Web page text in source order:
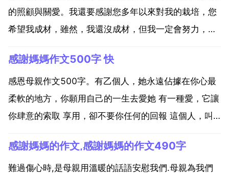
的照顧與關愛。我還要感謝您多年以來對我的栽培，您
希望我成材，雖然，我還沒成材，但我一定會努力，一
情。媽媽，您就像我生命中的一盞永不熄滅的一盞燈。
您這盞燈可以給我美好的光明，還可以給我溫暖，給我
照亮前面漫長...
感謝媽媽作文500字 快
感恩母親作文500字。有乙個人，她永遠佔據在你心最
柔軟的地方，你願用自己的一生去愛她 有一種愛，它讓
你肆意的索取 享用，卻不要你任何的回報 這個人，叫
我們心中最難以忘卻的日子。這個節日，是對母親的讚
美和頌揚，是提醒我們時刻記住 感恩我們的母親。...
感謝媽媽的作文,感謝媽媽的作文490字
難過傷心時,是母親用溫暖的話語安慰我們.母親為我們